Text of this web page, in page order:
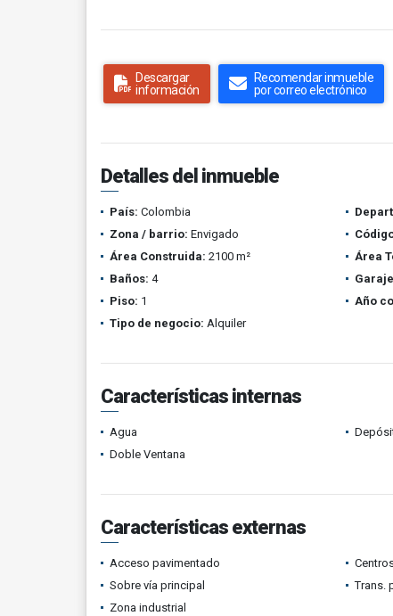
Descargar
información
Recomendar inmueble
por correo electrónico
Detalles del inmueble
País: Colombia
Zona / barrio: Envigado
Área Construida: 2100 m² Área
Baños: 4
Piso: 1 Año
Tipo de negocio: Alquiler
Características internas
Agua
Doble Ventana
Características externas
Acceso pavimentado
Sobre vía principal
Trans.
Zona industrial